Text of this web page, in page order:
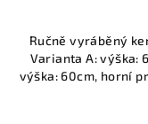
Ručně vyráběný
Varianta A: výška:
výška: 60cm, horní